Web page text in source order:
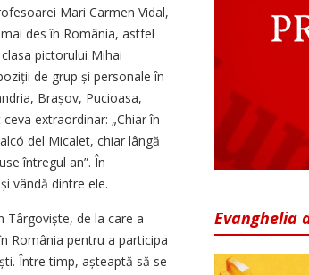
Mari Carmen Vidal,
des în România, astfel
pictorului Mihai
de grup și personale în
Brașov, Pucioasa,
extraordinar: „Chiar în
del Micalet, chiar lângă
întregul an”. În
vândă dintre ele.
Târgoviște, de la care a
România pentru a participa
Între timp, așteaptă să se
Evanghelia